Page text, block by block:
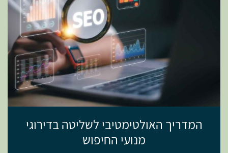
המדריך האולטימטיבי לשליטה בדירוגי
מנועי החיפוש